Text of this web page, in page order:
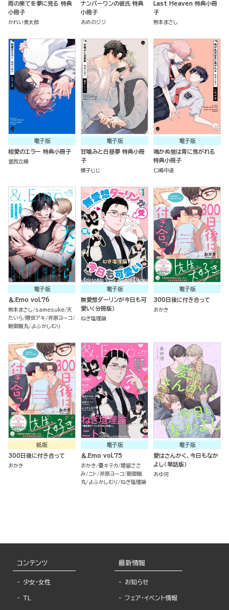
雨の果てを夢に見る 特典
小冊子
かれい煮太郎
ナンバーワンの彼氏 特典
小冊子
あめのジジ
Last Heaven 特典小冊
子
熊本まさし
電子版
相愛のエラー 特典小冊子
里西立樺
電子版
甘噛みと白昼夢 特典小冊
子
螺子じじ
電子版
鳴かぬ蛍は青に焦がれる
特典小冊子
仁嶋中道
電子版
＆.Emo vol.76
熊本まさし samesuke 天
たいら
隈世アキ 斧原ヨーコ
朝御飯丸 よふかしむり
電子版
無愛想ダーリンが今日も可
愛い（分冊版）
ねぎ塩理論
電子版
300日後に付き合って
おかき
紙版
300日後に付き合って
おかき
電子版
＆.Emo vol.75
おかき 憂キテカ 増留ささ
み
ニト 斧原ヨーコ 朝御飯
丸 よふかしむり ねぎ塩理論
電子版
愛はさんかく、今日もなか
よし（単話版）
あゆ河
コンテンツ
少女・女性
TL
最新情報
お知らせ
フェア・イベント情報